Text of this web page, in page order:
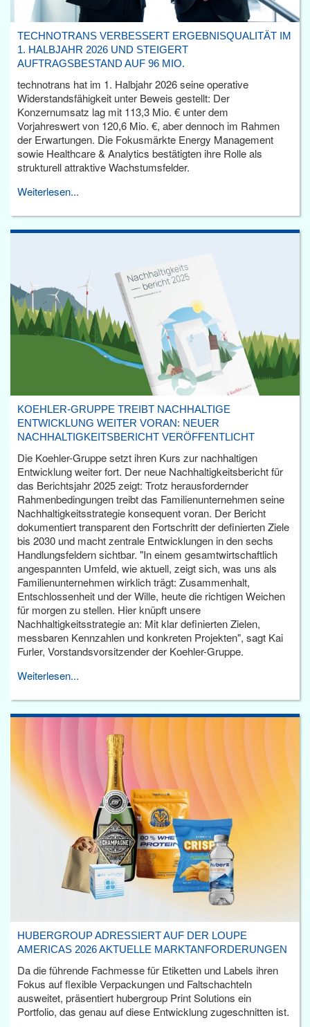
TECHNOTRANS VERBESSERT ERGEBNISQUALITÄT IM
1. HALBJAHR 2026 UND STEIGERT
AUFTRAGSBESTAND AUF 96 MIO.
technotrans hat im 1. Halbjahr 2026 seine operative
Widerstandsfähigkeit unter Beweis gestellt: Der
Konzernumsatz lag mit 113,3 Mio. € unter dem
Vorjahreswert von 120,6 Mio. €, aber dennoch im Rahmen
der Erwartungen. Die Fokusmärkte Energy Management
sowie Healthcare & Analytics bestätigten ihre Rolle als
strukturell attraktive Wachstumsfelder.
Weiterlesen...
KOEHLER-GRUPPE TREIBT NACHHALTIGE
ENTWICKLUNG WEITER VORAN: NEUER
NACHHALTIGKEITSBERICHT VERÖFFENTLICHT
Die Koehler-Gruppe setzt ihren Kurs zur nachhaltigen
Entwicklung weiter fort. Der neue Nachhaltigkeitsbericht für
das Berichtsjahr 2025 zeigt: Trotz herausfordernder
Rahmenbedingungen treibt das Familienunternehmen seine
Nachhaltigkeitsstrategie konsequent voran. Der Bericht
dokumentiert transparent den Fortschritt der definierten Ziele
bis 2030 und macht zentrale Entwicklungen in den sechs
Handlungsfeldern sichtbar. "In einem gesamtwirtschaftlich
angespannten Umfeld, wie aktuell, zeigt sich, was uns als
Familienunternehmen wirklich trägt: Zusammenhalt,
Entschlossenheit und der Wille, heute die richtigen Weichen
für morgen zu stellen. Hier knüpft unsere
Nachhaltigkeitsstrategie an: Mit klar definierten Zielen,
messbaren Kennzahlen und konkreten Projekten", sagt Kai
Furler, Vorstandsvorsitzender der Koehler-Gruppe.
Weiterlesen...
HUBERGROUP ADRESSIERT AUF DER LOUPE
AMERICAS 2026 AKTUELLE MARKTANFORDERUNGEN
Da die führende Fachmesse für Etiketten und Labels ihren
Fokus auf flexible Verpackungen und Faltschachteln
ausweitet, präsentiert hubergroup Print Solutions ein
Portfolio, das genau auf diese Entwicklung zugeschnitten ist.